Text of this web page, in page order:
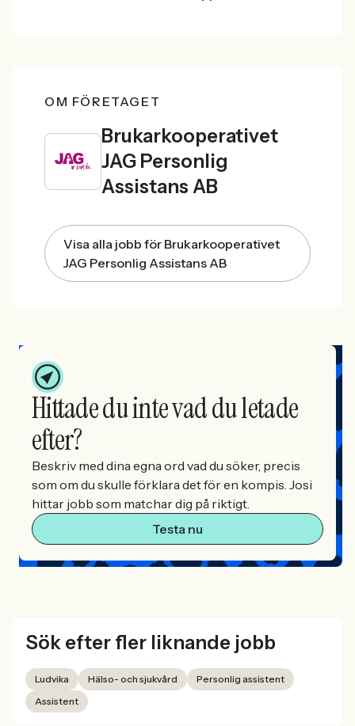
OM FÖRETAGET
Brukarkooperativet
JAG Personlig
Assistans AB
Visa alla jobb för Brukarkooperativet
JAG Personlig Assistans AB
Hittade du inte vad du letade
efter?
Beskriv med dina egna ord vad du söker, precis
som om du skulle förklara det för en kompis. Josi
hittar jobb som matchar dig på riktigt.
Testa nu
Sök efter fler liknande jobb
Ludvika Hälso- och sjukvård
Personlig assistent
Assistent